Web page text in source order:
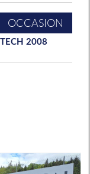
OCCASION
2008